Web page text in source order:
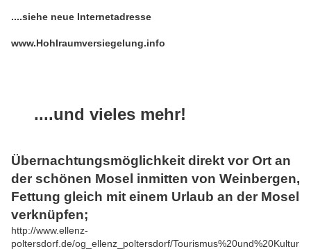
....siehe neue Internetadresse
www.Hohlraumversiegelung.info
....und vieles mehr!
Übernachtungsmöglichkeit direkt vor Ort an
der schönen Mosel inmitten von Weinbergen,
Fettung gleich mit einem Urlaub an der Mosel
verknüpfen;
http://www.ellenz-
poltersdorf.de/og_ellenz_poltersdorf/Tourismus%20und%20Kultur